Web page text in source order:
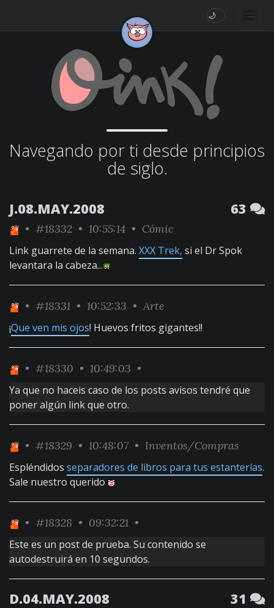
🌙
Navegando por ti desde principios
de siglo.
J.08.MAY.2008 63
• #18332 • 10:55:14 • Cómic
Link guarrete de la semana. XXX Trek, si el Dr Spok
levantara la cabeza...
• #18331 • 10:52:33 • Arte
¡Que ven mis ojos! Huevos fritos gigantes!!
• #18330 • 10:49:03 •
Ya que no haceis caso de los posts avisos tendré que
poner algún link que otro.
• #18329 • 10:48:07 • Inventos/Compras
Espléndidos separadores de libros para tus estanterías.
Sale nuestro querido
• #18328 • 09:32:21 •
Este es un post de prueba. Su contenido se
autodestruirá en 10 segundos.
D.04.MAY.2008 31